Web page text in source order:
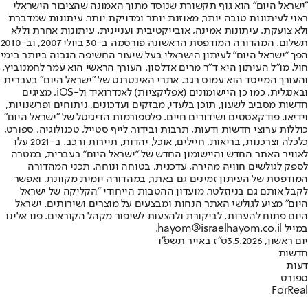
"ישראל היום" הוא גוף תקשורת שנוסד מתוך האמונה שהציבור הישראלי
ראוי לעיתונות טובה יותר, מאוזנת יותר ומדויקת יותר. עיתונות שמדברת
ולא צועקת. עיתונות אמינה, אובייקטיבית ועניינית. עיתונות אחרת וללא
תשלום. המהדורה המודפסת הראשונה פורסמה ב-30 ביולי 2007, וב-2010
הפך "ישראל היום" לעיתון הישראלי בעל שיעור החשיפה הגבוה ביותר בימי
חול. מו"ל העיתון היא ד"ר מרים אדלסון. העורך הראשי הוא עמר לחמנוביץ,
והעורך המייסד הוא עמוס רגב. אתרי האינטרנט של "ישראל היום" בעברית
ובאנגלית, כמו כן היישומונים (אפליקציות) לאנדרואיד ול-iOS, מציגים
חדשות מסביב לשעון, תוכן בלעדי, מבזקים ועדכונים, ניתוחים ופרשנויות,
וידיאו, פודקאסטים ושידורים חיים. פלטפורמות הדיגיטל של "ישראל היום"
כוללות ערוצי חדשות ודעות, תרבות ובידור, לייף סטייל, טכנולוגיה, ספורט,
כלכלה וצרכנות, בריאות, חיילים, אוכל, יהדות, תיירות ורכב. ב-2021 עלו
לאוויר האתר החדש והיישומון החדש של "ישראל היום" בעברית, במטרה
לספק לגולשים חוויה מהירה, עדכנית, בטוחה ונוחה. תכני המהדורה
המודפסת של העיתון זמינים גם באתר, במהדורה יומית מקוונת, ואפשר
לקבל אותם גם בניוזלטר. מועדון ההטבות הייחודי "הקליקה של ישראל
היום" מציע לגולשי האתר הנחות ומבצעים על מוצרים ושירותים. ישראל
היום פתוח להערות, לביקורת ולהצעות לשיפור מקהל הקוראים. פנו אלינו
במייל hayom@israelhayom.co.il.
יום ראשון, 3.5.2026
ט"ז באייר תשפ"ו
חדשות
דעות
ספורט
ForReal